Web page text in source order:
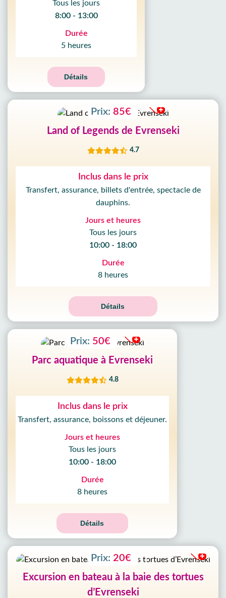
Tous les jours
8:00 - 13:00
Durée
5 heures
Détails
Prix: 85€
Land of Legends de Evrenseki
4.7
Inclus dans le prix
Transfert, assurance, billets d'entrée, spectacle de
dauphins.
Jours et heures
Tous les jours
10:00 - 18:00
Durée
8 heures
Détails
Prix: 50€
Parc aquatique à Evrenseki
4.8
Inclus dans le prix
Transfert, assurance, boissons et déjeuner.
Jours et heures
Tous les jours
10:00 - 18:00
Durée
8 heures
Détails
Prix: 20€
Excursion en bateau à la baie des tortues
d’Evrenseki